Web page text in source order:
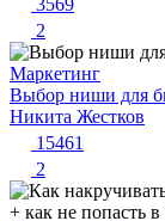
2
Маркетинг
Выбор ниши для
Никита Жестков
15461
2